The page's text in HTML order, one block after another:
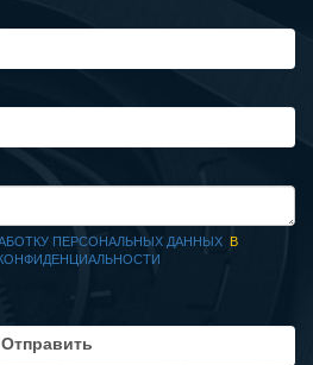
ПЕРСОНАЛЬНЫХ ДАННЫХ В